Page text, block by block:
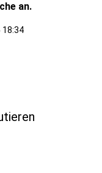
an.
18:34